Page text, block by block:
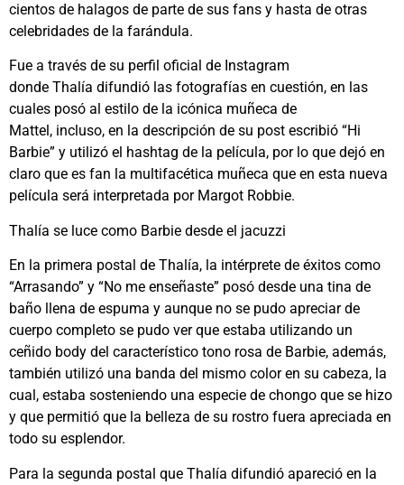
cientos de halagos de parte de sus fans y hasta de otras
celebridades de la farándula.
Fue a través de su perfil oficial de Instagram
donde Thalía difundió las fotografías en cuestión, en las
cuales posó al estilo de la icónica muñeca de
Mattel, incluso, en la descripción de su post escribió “Hi
Barbie” y utilizó el hashtag de la película, por lo que dejó en
claro que es fan la multifacética muñeca que en esta nueva
película será interpretada por Margot Robbie.
Thalía se luce como Barbie desde el jacuzzi
En la primera postal de Thalía, la intérprete de éxitos como
“Arrasando” y “No me enseñaste” posó desde una tina de
baño llena de espuma y aunque no se pudo apreciar de
cuerpo completo se pudo ver que estaba utilizando un
ceñido body del característico tono rosa de Barbie, además,
también utilizó una banda del mismo color en su cabeza, la
cual, estaba sosteniendo una especie de chongo que se hizo
y que permitió que la belleza de su rostro fuera apreciada en
todo su esplendor.
Para la segunda postal que Thalía difundió apareció en la